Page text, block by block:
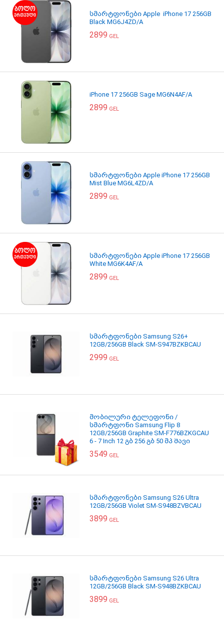
სმარტფონები Apple iPhone 17 256GB
Black MG6J4ZD/A
2899 GEL
iPhone 17 256GB Sage MG6N4AF/A
2899 GEL
სმარტფონები Apple iPhone 17 256GB
Mist Blue MG6L4ZD/A
2899 GEL
სმარტფონები Apple iPhone 17 256GB
White MG6K4AF/A
2899 GEL
სმარტფონები Samsung S26+
12GB/256GB Black SM-S947BZKBCAU
2999 GEL
მობილური ტელეფონი /
სმარტფონი Samsung Flip 8
12GB/256GB Graphite SM-F776BZKGCAU
6 - 7 Inch 12 გბ 256 გბ 50 მპ შავი
3549 GEL
სმარტფონები Samsung S26 Ultra
12GB/256GB Violet SM-S948BZVBCAU
3899 GEL
სმარტფონები Samsung S26 Ultra
12GB/256GB Black SM-S948BZKBCAU
3899 GEL